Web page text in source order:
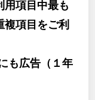
用項目中最も
項目をご利
も広告（１年